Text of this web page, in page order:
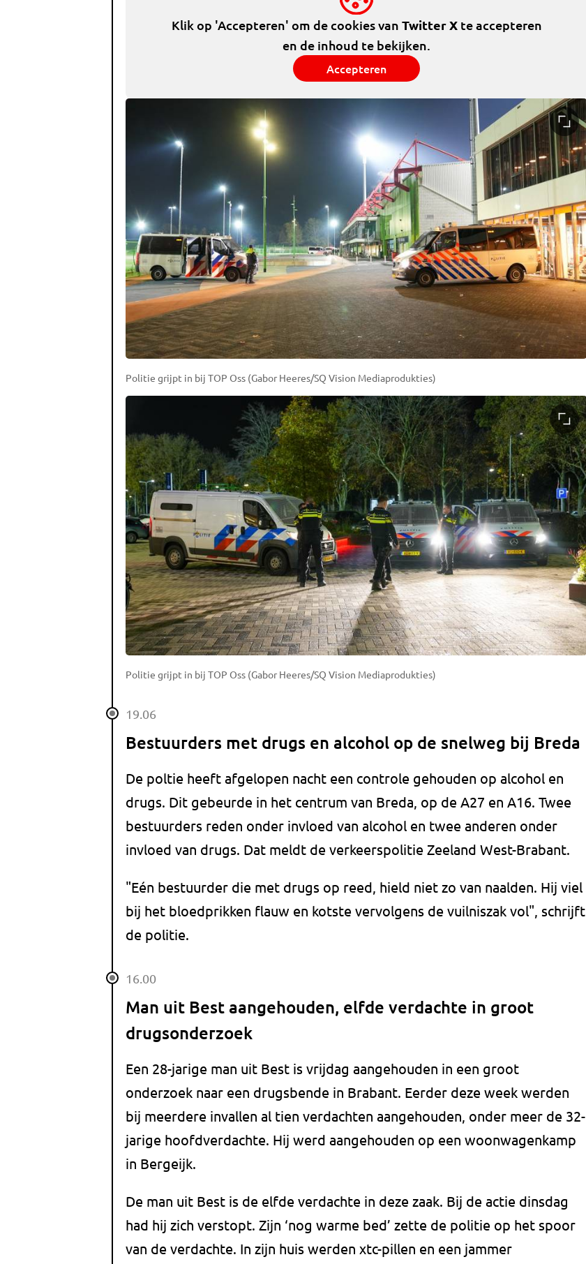
Klik op 'Accepteren' om de cookies van Twitter Xte accepteren
en de inhoud te bekijken.
Accepteren
Politie grijpt in bij TOP Oss (Gabor Heeres/SQ Vision Mediaprodukties)
Politie grijpt in bij TOP Oss (Gabor Heeres/SQ Vision Mediaprodukties)
19.06
Bestuurders met drugs en alcohol op de snelweg bij Breda
De poltie heeft afgelopen nacht een controle gehouden op alcohol en
drugs. Dit gebeurde in het centrum van Breda, op de A27 en A16. Twee
bestuurders reden onder invloed van alcohol en twee anderen onder
invloed van drugs. Dat meldt de verkeerspolitie Zeeland West-Brabant.
"Eén bestuurder die met drugs op reed, hield niet zo van naalden. Hij viel
bij het bloedprikken flauw en kotste vervolgens de vuilniszak vol", schrijft
de politie.
16.00
Man uit Best aangehouden, elfde verdachte in groot
drugsonderzoek
Een 28-jarige man uit Best is vrijdag aangehouden in een groot
onderzoek naar een drugsbende in Brabant. Eerder deze week werden
bij meerdere invallen al tien verdachten aangehouden, onder meer de 32-
jarige hoofdverdachte. Hij werd aangehouden op een woonwagenkamp
in Bergeijk.
De man uit Best is de elfde verdachte in deze zaak. Bij de actie dinsdag
had hij zich verstopt. Zijn ‘nog warme bed’ zette de politie op het spoor
van de verdachte. In zijn huis werden xtc-pillen en een jammer